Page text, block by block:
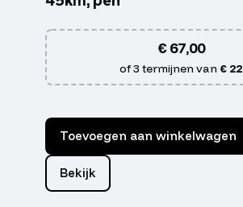
€67,00
of 3 termijnen van € 22
Toevoegen aan winkelwagen
Bekijk